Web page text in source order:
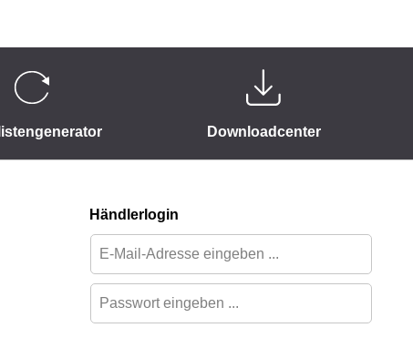
Downloadcenter
Händlerlogin